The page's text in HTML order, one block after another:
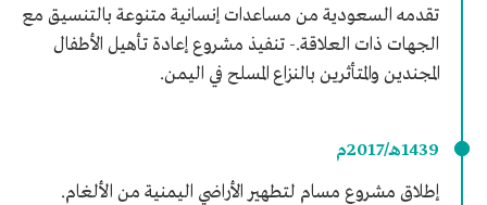
تقدمه السعودية من مساعدات إنسانية متنوعة بالتنسيق مع
الجهات ذات العلاقة.- تنفيذ مشروع إعادة تأهيل الأطفال
المجندين والمتأثرين بالنزاع المسلح في اليمن.
1439هـ/2017م
إطلاق مشروع مسام لتطهير الأراضي اليمنية من الألغام.